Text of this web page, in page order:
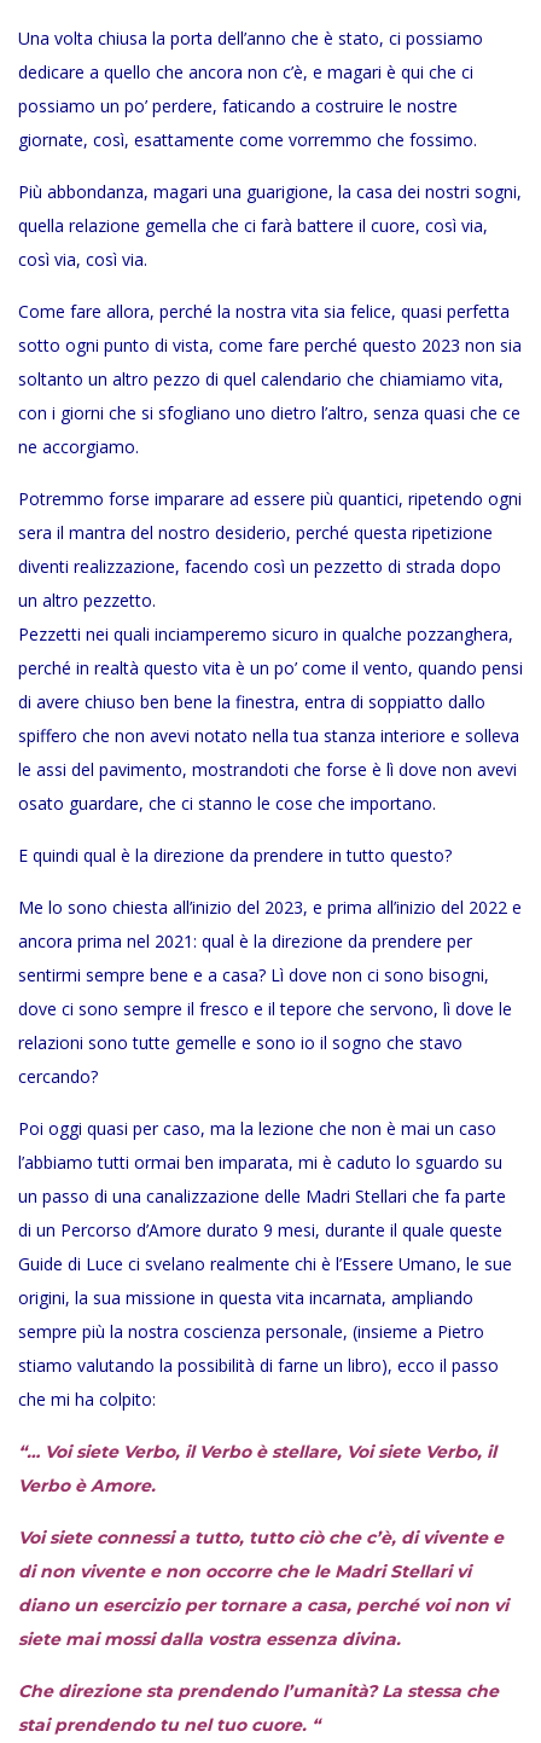
Una volta chiusa la porta dell’anno che è stato, ci possiamo
dedicare a quello che ancora non c’è, e magari è qui che ci
possiamo un po’ perdere, faticando a costruire le nostre
giornate, così, esattamente come vorremmo che fossimo.
Più abbondanza, magari una guarigione, la casa dei nostri sogni,
quella relazione gemella che ci farà battere il cuore, così via,
così via, così via.
Come fare allora, perché la nostra vita sia felice, quasi perfetta
sotto ogni punto di vista, come fare perché questo 2023 non sia
soltanto un altro pezzo di quel calendario che chiamiamo vita,
con i giorni che si sfogliano uno dietro l’altro, senza quasi che ce
ne accorgiamo.
Potremmo forse imparare ad essere più quantici, ripetendo ogni
sera il mantra del nostro desiderio, perché questa ripetizione
diventi realizzazione, facendo così un pezzetto di strada dopo
un altro pezzetto.
Pezzetti nei quali inciamperemo sicuro in qualche pozzanghera,
perché in realtà questo vita è un po’ come il vento, quando pensi
di avere chiuso ben bene la finestra, entra di soppiatto dallo
spiffero che non avevi notato nella tua stanza interiore e solleva
le assi del pavimento, mostrandoti che forse è lì dove non avevi
osato guardare, che ci stanno le cose che importano.
E quindi qual è la direzione da prendere in tutto questo?
Me lo sono chiesta all’inizio del 2023, e prima all’inizio del 2022 e
ancora prima nel 2021: qual è la direzione da prendere per
sentirmi sempre bene e a casa? Lì dove non ci sono bisogni,
dove ci sono sempre il fresco e il tepore che servono, lì dove le
relazioni sono tutte gemelle e sono io il sogno che stavo
cercando?
Poi oggi quasi per caso, ma la lezione che non è mai un caso
l’abbiamo tutti ormai ben imparata, mi è caduto lo sguardo su
un passo di una canalizzazione delle Madri Stellari che fa parte
di un Percorso d’Amore durato 9 mesi, durante il quale queste
Guide di Luce ci svelano realmente chi è l’Essere Umano, le sue
origini, la sua missione in questa vita incarnata, ampliando
sempre più la nostra coscienza personale, (insieme a Pietro
stiamo valutando la possibilità di farne un libro), ecco il passo
che mi ha colpito:
“… Voi siete Verbo, il Verbo è stellare, Voi siete Verbo, il
Verbo è Amore.
Voi siete connessi a tutto, tutto ciò che c’è, di vivente e
di non vivente e non occorre che le Madri Stellari vi
diano un esercizio per tornare a casa, perché voi non vi
siete mai mossi dalla vostra essenza divina.
Che direzione sta prendendo l’umanità? La stessa che
stai prendendo tu nel tuo cuore. “